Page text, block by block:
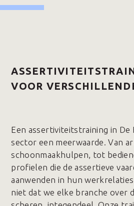
VOOR
Een assertiviteitstraining in De
sector een meerwaarde. Van
schoonmaakhulpen, tot
profielen die de assertieve
aanwenden in hun
niet dat we elke branche over